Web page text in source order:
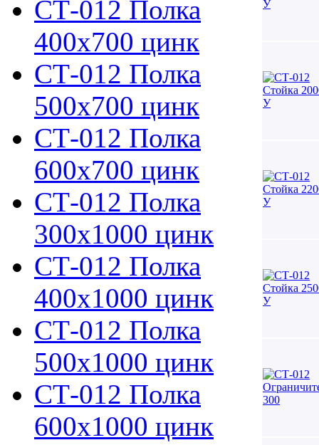
СТ-012 Полка
400х700 цинк
СТ-012 Полка
500х700 цинк
СТ-012 Полка
600х700 цинк
СТ-012 Полка
300х1000 цинк
СТ-012 Полка
400х1000 цинк
СТ-012 Полка
500х1000 цинк
СТ-012 Полка
600х1000 цинк